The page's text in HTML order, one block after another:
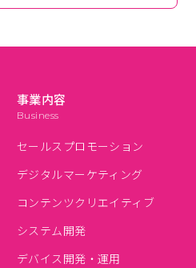
事業内容
Business
セールスプロモーション
デジタルマーケティング
コンテンツクリエイティブ
システム開発
デバイス開発・運用